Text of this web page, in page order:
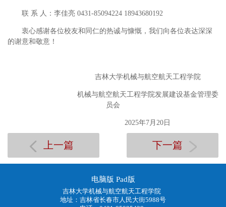
联 系 人：李佳亮 0431-85094224 18943680192
衷心感谢各位校友和同仁的热诚与慷慨，我们向各位表达深深
的谢意和敬意！
吉林大学机械与航空航天工程学院
机械与航空航天工程学院发展建设基金管理委
员会
2025年7月20日
上一篇 下一篇
电脑版 Pad版
吉林大学机械与航空航天工程学院
地址：吉林省长春市人民大街5988号